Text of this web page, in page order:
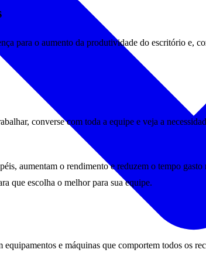
para o aumento da produtividade do escritório e,
converse com toda a equipe e veja a
aumentam o rendimento e reduzem o tempo
que escolha o melhor para sua equipe.
e máquinas que comportem todos os